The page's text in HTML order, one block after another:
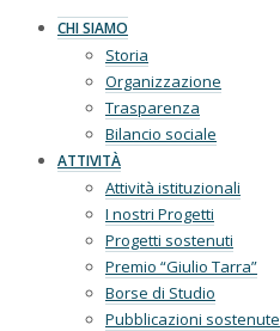
CHI SIAMO
Storia
Organizzazione
Trasparenza
Bilancio sociale
ATTIVITÀ
Attività istituzionali
I nostri Progetti
Progetti sostenuti
Premio “Giulio Tarra”
Borse di Studio
Pubblicazioni sostenute